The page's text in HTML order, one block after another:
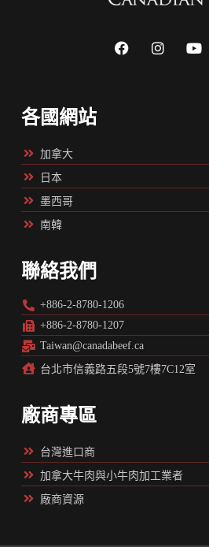
各國網站
加拿大
日本
墨西哥
南韓
聯絡我們
+886-2-8780-1206
+886-2-8780-1207
Taiwan@canadabeef.ca
台北市信義路五段5號7樓7C12室
廠商專區
台灣進口商
加拿大牛肉與小牛肉加工業者
廠商資源